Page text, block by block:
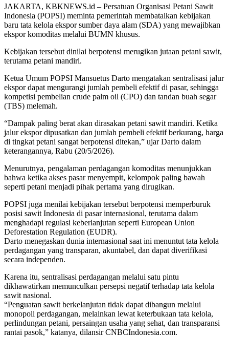
JAKARTA, KBKNEWS.id – Persatuan Organisasi Petani Sawit
Indonesia (POPSI) meminta pemerintah membatalkan kebijakan
baru tata kelola ekspor sumber daya alam (SDA) yang mewajibkan
ekspor komoditas melalui BUMN khusus.
Kebijakan tersebut dinilai berpotensi merugikan jutaan petani sawit,
terutama petani mandiri.
Ketua Umum POPSI Mansuetus Darto mengatakan sentralisasi jalur
ekspor dapat mengurangi jumlah pembeli efektif di pasar, sehingga
kompetisi pembelian crude palm oil (CPO) dan tandan buah segar
(TBS) melemah.
“Dampak paling berat akan dirasakan petani sawit mandiri. Ketika
jalur ekspor dipusatkan dan jumlah pembeli efektif berkurang, harga
di tingkat petani sangat berpotensi ditekan,” ujar Darto dalam
keterangannya, Rabu (20/5/2026).
Menurutnya, pengalaman perdagangan komoditas menunjukkan
bahwa ketika akses pasar menyempit, kelompok paling bawah
seperti petani menjadi pihak pertama yang dirugikan.
POPSI juga menilai kebijakan tersebut berpotensi memperburuk
posisi sawit Indonesia di pasar internasional, terutama dalam
menghadapi regulasi keberlanjutan seperti European Union
Deforestation Regulation (EUDR).
Darto menegaskan dunia internasional saat ini menuntut tata kelola
perdagangan yang transparan, akuntabel, dan dapat diverifikasi
secara independen.
Karena itu, sentralisasi perdagangan melalui satu pintu
dikhawatirkan memunculkan persepsi negatif terhadap tata kelola
sawit nasional.
“Penguatan sawit berkelanjutan tidak dapat dibangun melalui
monopoli perdagangan, melainkan lewat keterbukaan tata kelola,
perlindungan petani, persaingan usaha yang sehat, dan transparansi
rantai pasok,” katanya, dilansir CNBCIndonesia.com.